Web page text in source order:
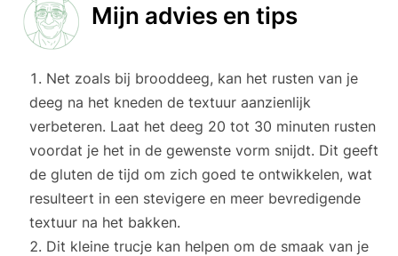
Mijn advies en tips
Net zoals bij brooddeeg, kan het rusten van je
deeg na het kneden de textuur aanzienlijk
verbeteren. Laat het deeg 20 tot 30 minuten rusten
voordat je het in de gewenste vorm snijdt. Dit geeft
de gluten de tijd om zich goed te ontwikkelen, wat
resulteert in een stevigere en meer bevredigende
textuur na het bakken.
Dit kleine trucje kan helpen om de smaak van je